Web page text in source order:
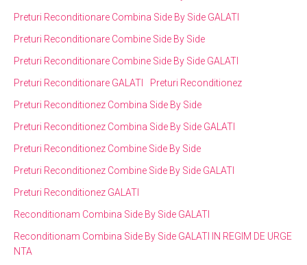
Preturi Reconditionare Combina Side By Side GALATI
Preturi Reconditionare Combine Side By Side
Preturi Reconditionare Combine Side By Side GALATI
Preturi Reconditionare GALATI
Preturi Reconditionez
Preturi Reconditionez Combina Side By Side
Preturi Reconditionez Combina Side By Side GALATI
Preturi Reconditionez Combine Side By Side
Preturi Reconditionez Combine Side By Side GALATI
Preturi Reconditionez GALATI
Reconditionam Combina Side By Side GALATI
Reconditionam Combina Side By Side GALATI IN REGIM DE URGE
NTA